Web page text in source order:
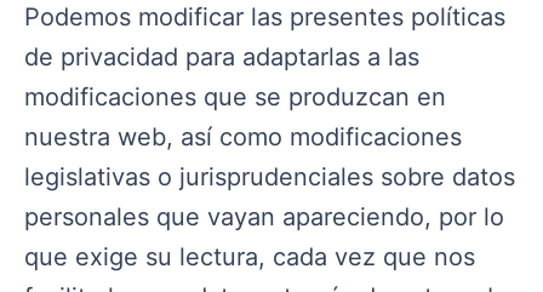
Podemos modificar las presentes políticas
de privacidad para adaptarlas a las
modificaciones que se produzcan en
nuestra web, así como modificaciones
legislativas o jurisprudenciales sobre datos
personales que vayan apareciendo, por lo
que exige su lectura, cada vez que nos